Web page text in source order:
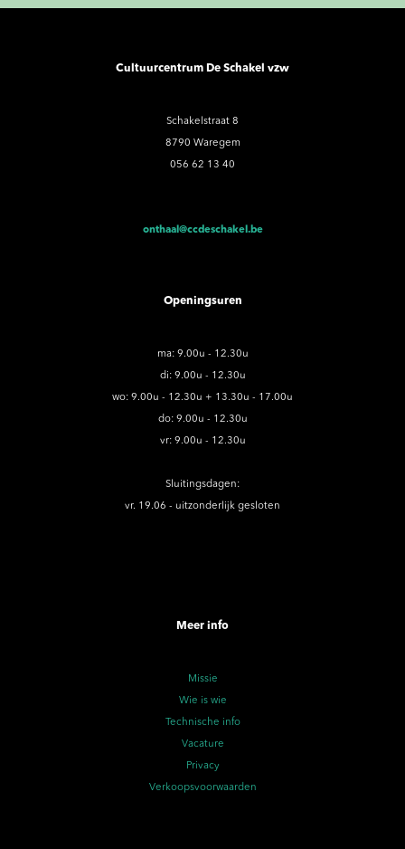
Cultuurcentrum De Schakel vzw
Schakelstraat 8
8790 Waregem
056 62 13 40
onthaal@ccdeschakel.be
Openingsuren
ma: 9.00u - 12.30u
di: 9.00u - 12.30u
wo: 9.00u - 12.30u + 13.30u - 17.00u
do: 9.00u - 12.30u
vr: 9.00u - 12.30u
Sluitingsdagen:
vr. 19.06 - uitzonderlijk gesloten
Meer info
Missie
Wie is wie
Technische info
Vacature
Privacy
Verkoopsvoorwaarden